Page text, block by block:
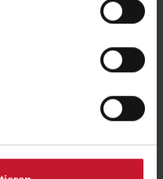
und Absolventen des
ein gesundes und